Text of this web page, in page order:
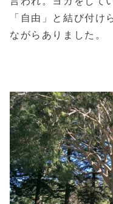
「自由」と結び付け
ながらありました。